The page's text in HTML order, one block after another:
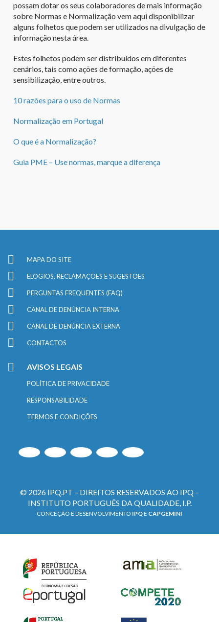
possam dotar os seus colaboradores de mais informação
sobre Normas e Normalização vem aqui disponibilizar
alguns folhetos que podem ser utilizados na divulgação de
informação nesta área.
Estes folhetos podem ser distribuídos em diferentes
cenários, tais como ações de formação, ações de
sensibilização, entre outros.
10 razões para o uso de Normas
Normalização em Portugal
O que é a Normalização?
Guia PME – Use normas, marque a diferença
MAPA DO SITE
ELOGIOS, RECLAMAÇÕES E SUGESTÕES
PERGUNTAS FREQUENTES (FAQ)
CANAL DE DENÚNCIA INTERNA
CANAL DE DENÚNCIA EXTERNA
CONTACTOS
AVISOS LEGAIS
POLÍTICA DE PRIVACIDADE
RESPONSABILIDADE
TERMOS E CONDIÇÕES
© 2026 IPQ.PT – DIREITOS RESERVADOS AO IPQ –
INSTITUTO PORTUGUÊS DA QUALIDADE, I.P.
CONCEÇÃO E DESENVOLVIMENTO IPQE CAPGEMINI